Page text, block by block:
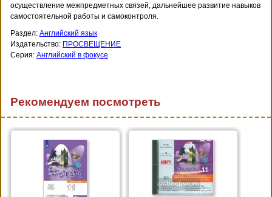
осуществление межпредметных связей, дальнейшее развитие навыков
самостоятельной работы и самоконтроля.
Раздел: Английский язык
Издательство: ПРОСВЕЩЕНИЕ
Серия: Английский в фокусе
Рекомендуем посмотреть